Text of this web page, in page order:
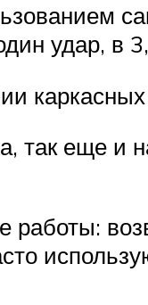
удар, в
каркасных
еще и
работы: